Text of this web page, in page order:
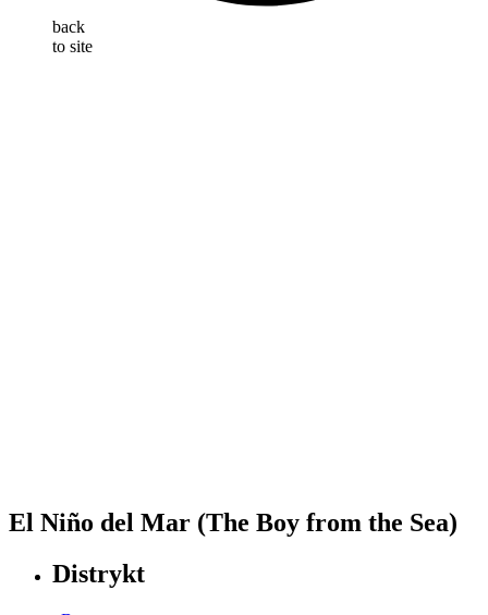
back
to site
El Niño del Mar (The Boy from the Sea)
Distrykt